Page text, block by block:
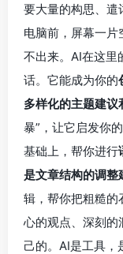
要大量的构思、遣
电脑前，屏幕一
不出来。AI在这里
话。它能成为你的
多样化的主题建议
暴”，让它启发你
基础上，帮你进行
是文章结构的调整
辑，帮你把粗糙的
心的观点、深刻的
己的。AI是工具，